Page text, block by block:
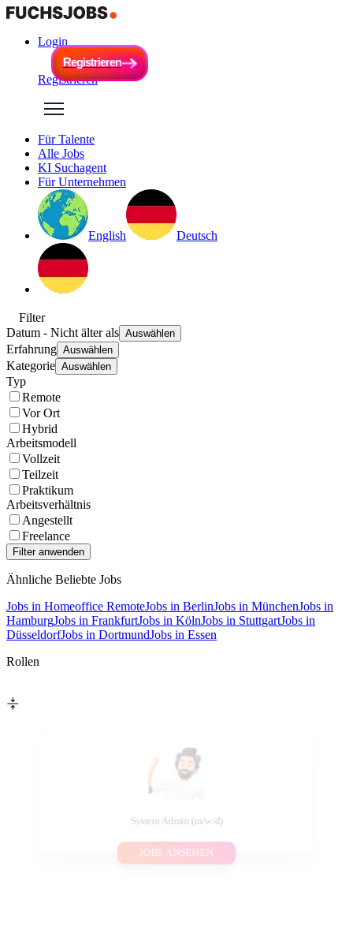
Login
Registrieren
Registrieren
Registrieren
Für Talente
Alle Jobs
KI Suchagent
Für Unternehmen
English Deutsch
Filter
Datum - Nicht älter als Auswählen
Erfahrung Auswählen
Kategorie Auswählen
Typ
Remote
Vor Ort
Hybrid
Arbeitsmodell
Vollzeit
Teilzeit
Praktikum
Arbeitsverhältnis
Angestellt
Freelance
Ähnliche Beliebte Jobs
Jobs in Homeoffice RemoteJobs in BerlinJobs in MünchenJobs in
HamburgJobs in FrankfurtJobs in KölnJobs in StuttgartJobs in
DüsseldorfJobs in DortmundJobs in Essen
Rollen
System Admin (m/w/d)
JOBS ANSEHEN